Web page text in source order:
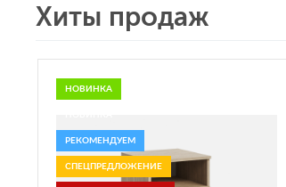
Хиты продаж
НОВИНКА
РЕКОМЕНДУЕМ
СПЕЦПРЕДЛОЖЕНИЕ